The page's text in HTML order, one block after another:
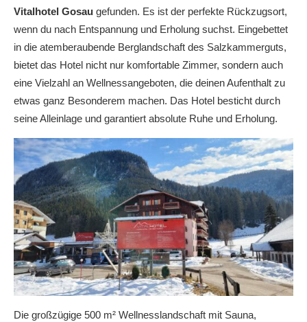
Vitalhotel Gosau gefunden. Es ist der perfekte Rückzugsort,
wenn du nach Entspannung und Erholung suchst. Eingebettet
in die atemberaubende Berglandschaft des Salzkammerguts,
bietet das Hotel nicht nur komfortable Zimmer, sondern auch
eine Vielzahl an Wellnessangeboten, die deinen Aufenthalt zu
etwas ganz Besonderem machen. Das Hotel besticht durch
seine Alleinlage und garantiert absolute Ruhe und Erholung.
Die großzügige 500 m² Wellnesslandschaft mit Sauna,